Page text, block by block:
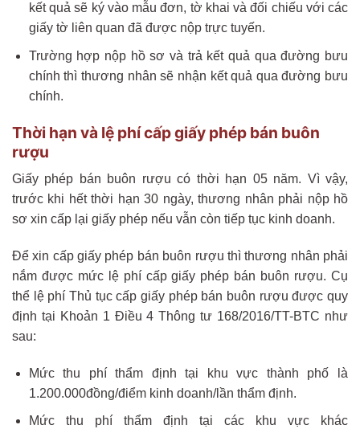
kết quả sẽ ký vào mẫu đơn, tờ khai và đối chiếu với các
giấy tờ liên quan đã được nộp trực tuyến.
Trường hợp nộp hồ sơ và trả kết quả qua đường bưu
chính thì thương nhân sẽ nhận kết quả qua đường bưu
chính.
Thời hạn và lệ phí cấp giấy phép bán buôn
rượu
Giấy phép bán buôn rượu có thời hạn 05 năm. Vì vậy,
trước khi hết thời hạn 30 ngày, thương nhân phải nộp hồ
sơ xin cấp lại giấy phép nếu vẫn còn tiếp tục kinh doanh.
Để xin cấp giấy phép bán buôn rượu thì thương nhân phải
nắm được mức lệ phí cấp giấy phép bán buôn rượu. Cụ
thể lệ phí Thủ tục cấp giấy phép bán buôn rượu được quy
định tại Khoản 1 Điều 4 Thông tư 168/2016/TT-BTC như
sau:
Mức thu phí thẩm định tại khu vực thành phố là
1.200.000đồng/điểm kinh doanh/lần thẩm định.
Mức thu phí thẩm định tại các khu vực khác